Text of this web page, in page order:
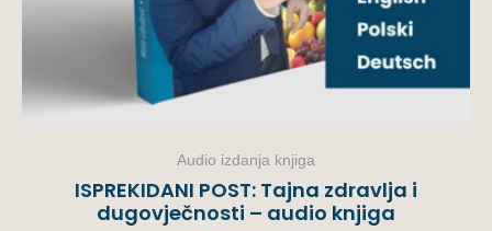
Audio izdanja knjiga
ISPREKIDANI POST: Tajna zdravlja i
dugovječnosti – audio knjiga